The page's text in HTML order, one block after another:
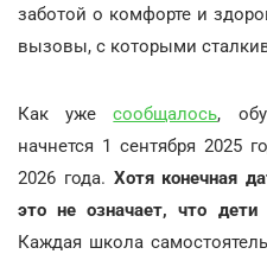
заботой о комфорте и
вызовы, с которыми
Как ужесообщалось,
начнется 1 сентября 2025
2026 года. Хотя конечная
это не означает, что
Каждая школа